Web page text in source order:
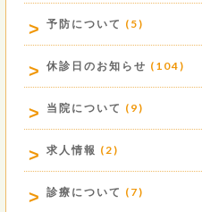
予防について (5)
休診日のお知らせ (104)
当院について (9)
求人情報 (2)
診療について (7)